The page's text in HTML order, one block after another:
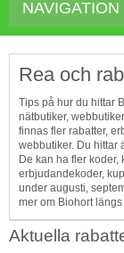
NAVIGATION
Rea och
Tips på hur du hittar
nätbutiker,
finnas fler rabatter,
webbutiker. Du hittar
De kan ha fler koder,
erbjudandekoder,
under augusti,
mer om Biohort
Aktuella